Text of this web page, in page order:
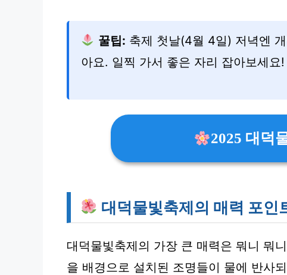
꿀팁: 축제 첫날(4월 4일) 저녁엔
아요. 일찍 가서 좋은 자리 잡아보세요!
2025 대덕
대덕물빛축제의 매력 포인
대덕물빛축제의 가장 큰 매력은 뭐니 뭐
을 배경으로 설치된 조명들이 물에 반사